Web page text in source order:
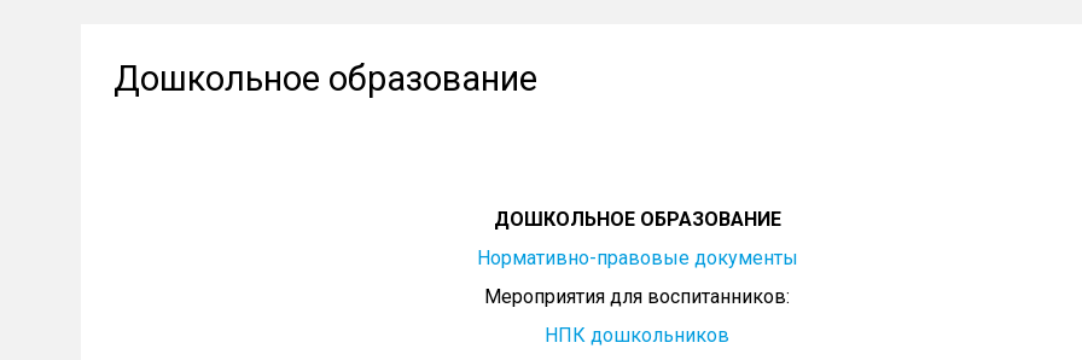
Дошкольное образование
ДОШКОЛЬНОЕ ОБРАЗОВАНИЕ
Нормативно-правовые документы
Мероприятия для воспитанников:
НПК дошкольников